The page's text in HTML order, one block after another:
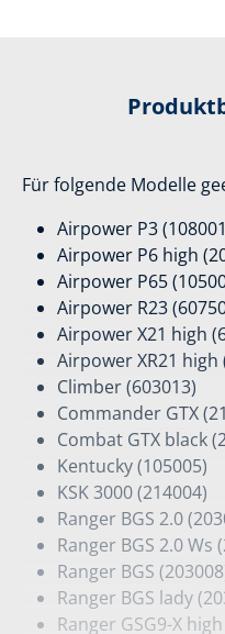
Für folgende Modelle
Airpower P3
Airpower P6 high
Airpower P65
Airpower R23
Airpower X21 high
Airpower XR21 high
Climber (603013)
Commander GTX
Combat GTX black
Kentucky (105005)
KSK 3000 (214004)
Ranger BGS 2.0
Ranger BGS 2.0 Ws
Ranger BGS
Ranger BGS lady
Ranger GSG9-X